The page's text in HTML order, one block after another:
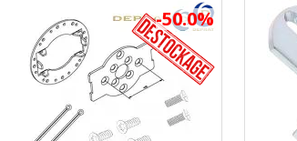
-50.0%